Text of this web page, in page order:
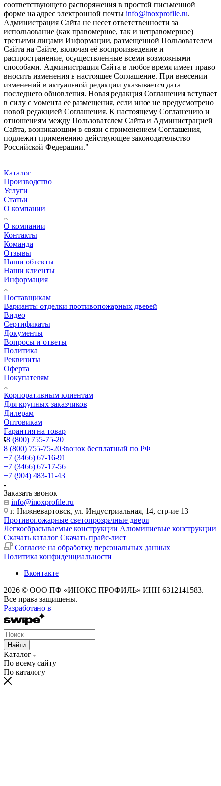
соответствующего распоряжения в простой письменной
форме на адрес электронной почты info@inoxprofile.ru.
Администрация Сайта не несет ответственности за
использование (как правомерное, так и неправомерное)
третьими лицами Информации, размещенной Пользователем
Сайта на Сайте, включая её воспроизведение и
распространение, осуществленные всеми возможными
способами. Администрация Сайта в любое время имеет право
вносить изменения в настоящее Соглашение. При внесении
изменений в актуальной редакции указывается дата
последнего обновления. Новая редакция Соглашения вступает
в силу с момента ее размещения, если иное не предусмотрено
новой редакцией Соглашения. К настоящему Соглашению и
отношениям между Пользователем Сайта и Администрацией
Сайта, возникающим в связи с применением Соглашения,
подлежит применению действующее законодательство
Российской Федерации."
Каталог
Производство
Услуги
Статьи
О компании
О компании
Контакты
Команда
Отзывы
Наши объекты
Наши клиенты
Информация
Поставщикам
Варианты отделки противопожарных дверей
Видео
Сертификаты
Документы
Вопросы и ответы
Политика
Реквизиты
Оферта
Покупателям
Корпоративным клиентам
Для крупных заказчиков
Дилерам
Оптовикам
Гарантия на товар
8 (800) 755-75-20
8 (800) 755-75-20Звонок бесплатный по РФ
+7 (3466) 67-16-91
+7 (3466) 67-17-56
+7 (904) 483-11-43
Заказать звонок
info@inoxprofile.ru
г. Нижневартовск, ул. Индустриальная, 14, стр-ие 13
Противопожарные светопрозрачные двери
Легкосбрасываемые конструкции Алюминиевые конструкции
Скачать каталог Скачать прайс-лист
Cогласие на обработку персональных данных
Политика конфиденциальности
Вконтакте
2026 © ООО ПФ «ИНОКС ПРОФИЛЬ» ИНН 6312141583.
Все права защищены.
Разработано в
Найти
Каталог
По всему сайту
По каталогу